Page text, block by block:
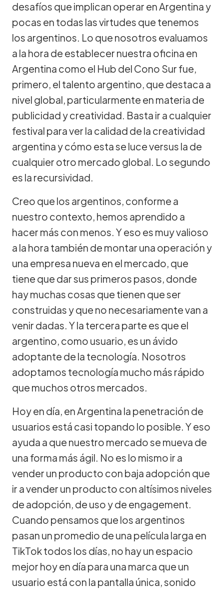
desafíos que implican operar en Argentina y
pocas en todas las virtudes que tenemos
los argentinos. Lo que nosotros evaluamos
a la hora de establecer nuestra oficina en
Argentina como el Hub del Cono Sur fue,
primero, el talento argentino, que destaca a
nivel global, particularmente en materia de
publicidad y creatividad. Basta ir a cualquier
festival para ver la calidad de la creatividad
argentina y cómo esta se luce versus la de
cualquier otro mercado global. Lo segundo
es la recursividad.
Creo que los argentinos, conforme a
nuestro contexto, hemos aprendido a
hacer más con menos. Y eso es muy valioso
a la hora también de montar una operación y
una empresa nueva en el mercado, que
tiene que dar sus primeros pasos, donde
hay muchas cosas que tienen que ser
construidas y que no necesariamente van a
venir dadas. Y la tercera parte es que el
argentino, como usuario, es un ávido
adoptante de la tecnología. Nosotros
adoptamos tecnología mucho más rápido
que muchos otros mercados.
Hoy en día, en Argentina la penetración de
usuarios está casi topando lo posible. Y eso
ayuda a que nuestro mercado se mueva de
una forma más ágil. No es lo mismo ir a
vender un producto con baja adopción que
ir a vender un producto con altísimos niveles
de adopción, de uso y de engagement.
Cuando pensamos que los argentinos
pasan un promedio de una película larga en
TikTok todos los días, no hay un espacio
mejor hoy en día para una marca que un
usuario está con la pantalla única, sonido